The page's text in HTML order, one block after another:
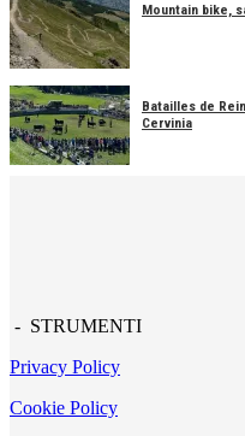
Mountain bike,
Batailles de
Cervinia
- STRUMENTI
Privacy Policy
Cookie Policy